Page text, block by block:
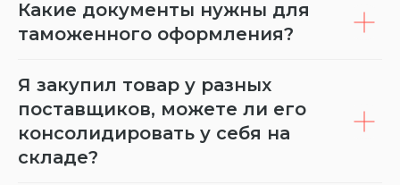
Какие документы нужны для
таможенного оформления?
Я закупил товар у разных
поставщиков, можете ли его
консолидировать у себя на
складе?